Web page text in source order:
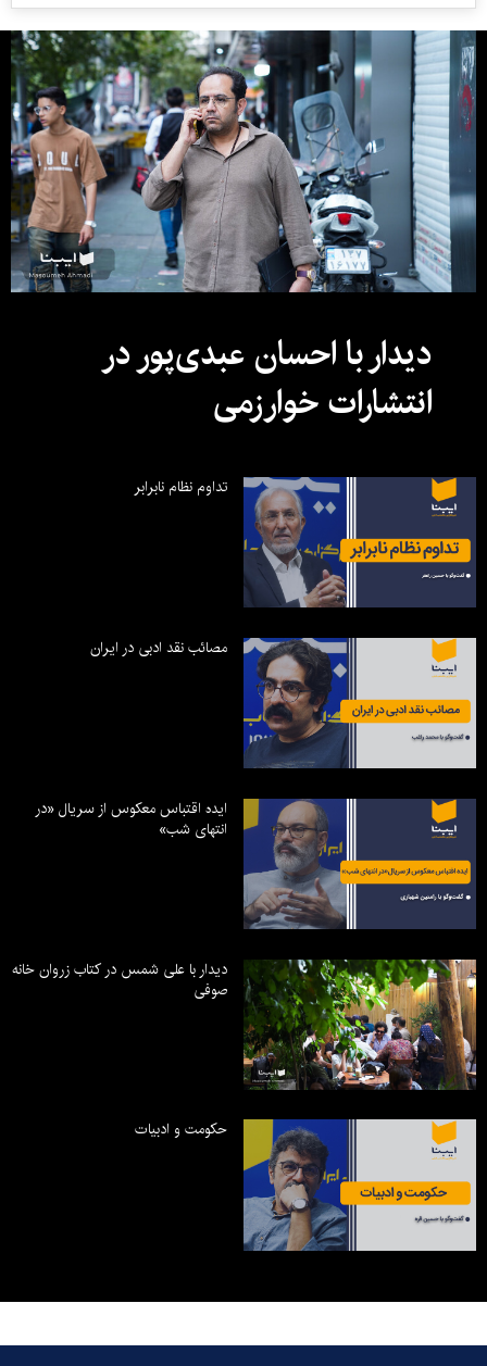
دیدار با احسان عبدی‌پور در
انتشارات خوارزمی
تداوم نظام نابرابر
مصائب نقد ادبی در ایران
ایده اقتباس معکوس از سریال «در
انتهای شب»
دیدار با علی شمس در کتاب زروان خانه
صوفی
حکومت و ادبیات